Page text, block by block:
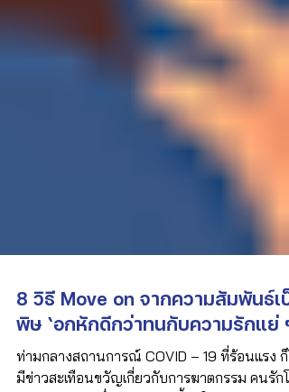
8 วิธี Move on จากความสัมพันธ์เป็
พิษ ‘อกหักดีกว่าทนกับความรักแย่ ๆ’